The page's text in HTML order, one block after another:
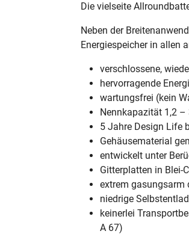
Die vielseite
Neben der
Energiespeicher in allen
verschlossene,
hervorragende
wartungsfrei (kein
Nennkapazität 1,2 –
5 Jahre Design Life
Gehäusematerial
entwickelt unter
Gitterplatten in Blei-
extrem gasungsarm
niedrige
keinerlei
A 67)